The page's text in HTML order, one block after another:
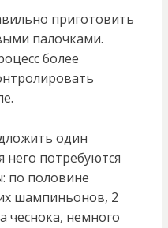
приготовить
палочками.
более
один
него потребуются
по половине
шампиньонов, 2
чеснока, немного